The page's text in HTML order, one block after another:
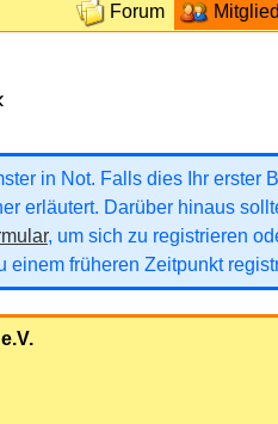
Forum
in Not. Falls dies Ihr erster
erläutert. Darüber hinaus
, um sich zu registrieren
früheren Zeitpunkt